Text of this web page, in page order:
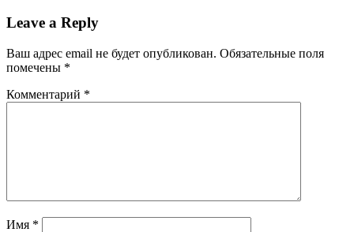
Leave a Reply
Ваш адрес email не будет опубликован. Обязательные поля
помечены *
Комментарий *
Имя *